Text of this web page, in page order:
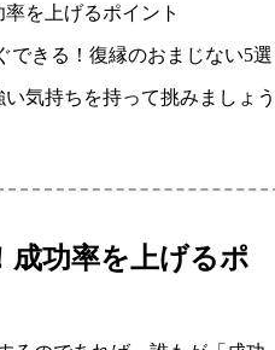
を上げるポイント
できる！復縁のおまじない5
い気持ちを持って挑みましょ
成功率を上げるポ